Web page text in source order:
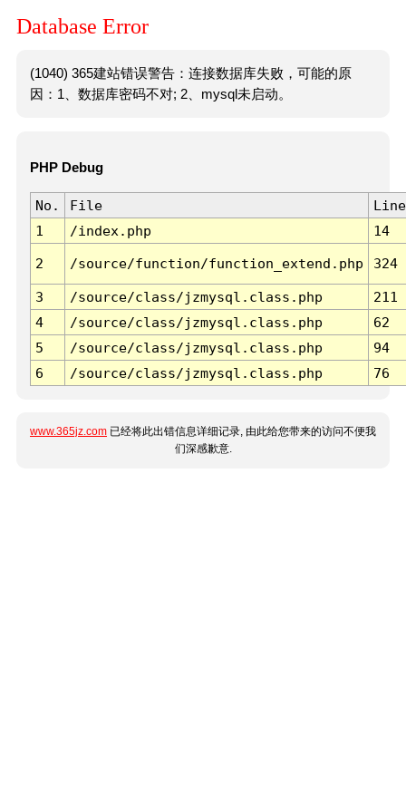
Database Error
(1040) 365建站错误警告：连接数据库失败，可能的原
因：1、数据库密码不对; 2、mysql未启动。
PHP Debug
No. File
Line
1
/index.php 14
2 /source/function/function_extend.php 324
3 /source/class/jzmysql.class.php
211
4
/source/class/jzmysql.class.php
62
5
/source/class/jzmysql.class.php
94
6
/source/class/jzmysql.class.php 76
www.365jz.com 已经将此出错信息详细记录, 由此给您带来的访问不便我
们深感歉意.